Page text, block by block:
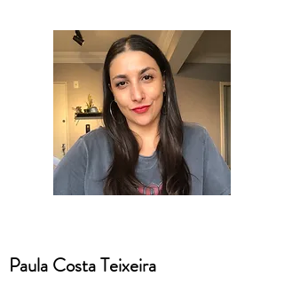
Paula Costa Teixeira